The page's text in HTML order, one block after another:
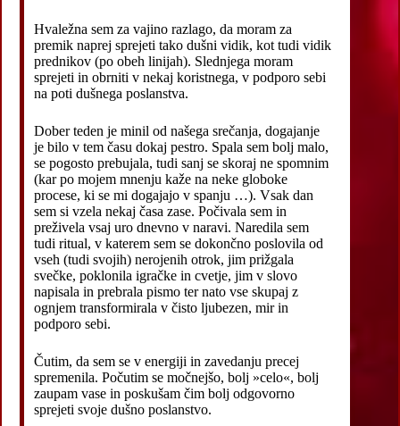
Hvaležna sem za vajino razlago, da moram za
premik naprej sprejeti tako dušni vidik, kot tudi vidik
prednikov (po obeh linijah). Slednjega moram
sprejeti in obrniti v nekaj koristnega, v podporo sebi
na poti dušnega poslanstva.
Dober teden je minil od našega srečanja, dogajanje
je bilo v tem času dokaj pestro. Spala sem bolj malo,
se pogosto prebujala, tudi sanj se skoraj ne spomnim
(kar po mojem mnenju kaže na neke globoke
procese, ki se mi dogajajo v spanju …). Vsak dan
sem si vzela nekaj časa zase. Počivala sem in
preživela vsaj uro dnevno v naravi. Naredila sem
tudi ritual, v katerem sem se dokončno poslovila od
vseh (tudi svojih) nerojenih otrok, jim prižgala
svečke, poklonila igračke in cvetje, jim v slovo
napisala in prebrala pismo ter nato vse skupaj z
ognjem transformirala v čisto ljubezen, mir in
podporo sebi.
Čutim, da sem se v energiji in zavedanju precej
spremenila. Počutim se močnejšo, bolj »celo«, bolj
zaupam vase in poskušam čim bolj odgovorno
sprejeti svoje dušno poslanstvo.